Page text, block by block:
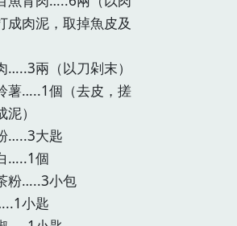
成肉泥，取掉魚皮及
…..3兩（以刀剁末）
薯…..1個（去皮，搓
泥）
…..3大匙
…..1個
粉…..3小包
小匙